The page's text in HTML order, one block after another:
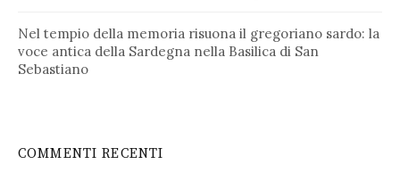
Nel tempio della memoria risuona il gregoriano sardo: la
voce antica della Sardegna nella Basilica di San
Sebastiano
COMMENTI RECENTI